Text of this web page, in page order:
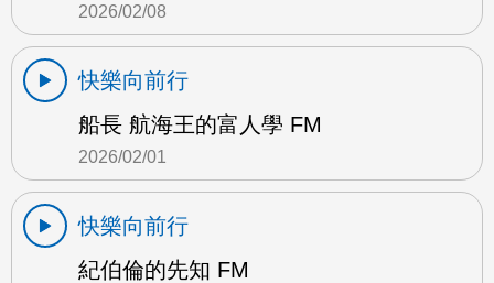
2026/02/08
快樂向前行
船長 航海王的富人學 FM
2026/02/01
快樂向前行
紀伯倫的先知 FM